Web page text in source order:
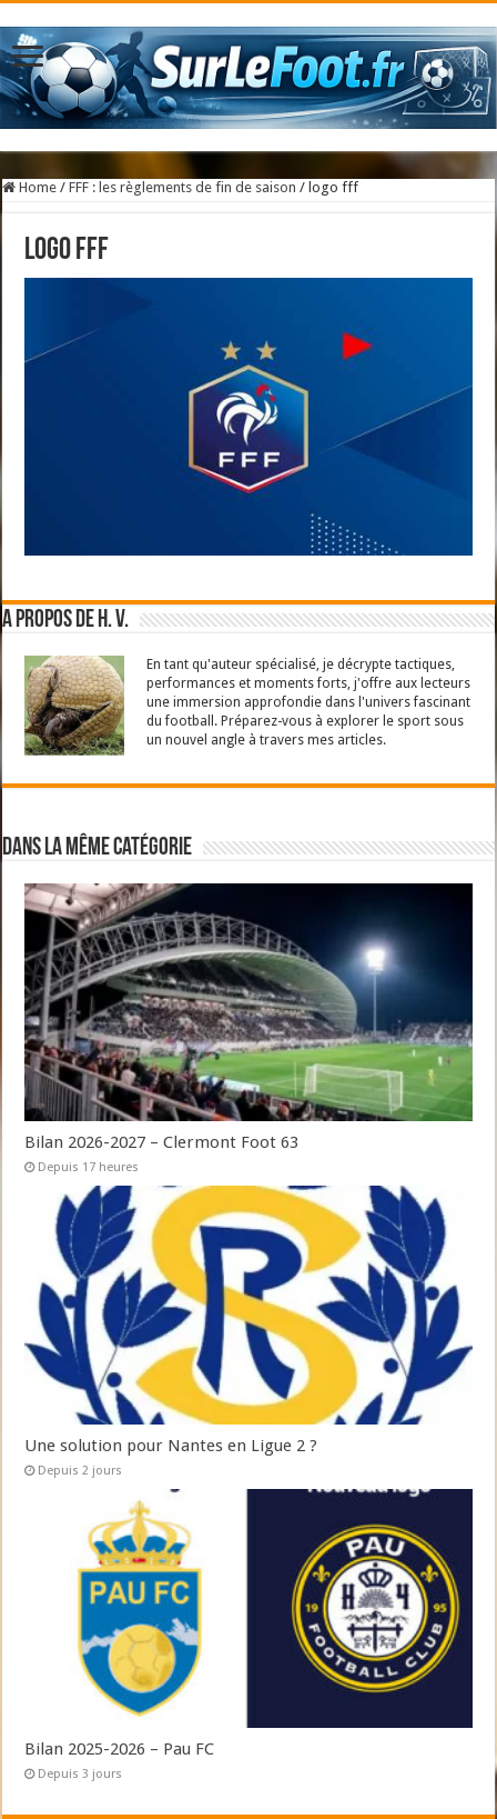
Home / FFF : les règlements de fin de saison / logo fff
logo fff
A propos de H. V.
En tant qu'auteur spécialisé, je décrypte tactiques,
performances et moments forts, j'offre aux lecteurs
une immersion approfondie dans l'univers fascinant
du football. Préparez-vous à explorer le sport sous
un nouvel angle à travers mes articles.
Dans la même catégorie
Bilan 2026-2027 – Clermont Foot 63
Depuis 17 heures
Une solution pour Nantes en Ligue 2 ?
Depuis 2 jours
Bilan 2025-2026 – Pau FC
Depuis 3 jours